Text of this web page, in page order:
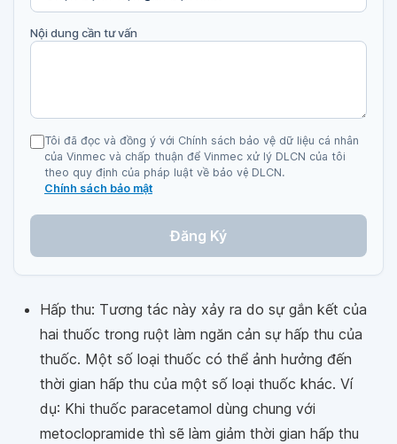
Nội dung cần tư vấn
Tôi đã đọc và đồng ý với Chính sách bảo vệ dữ liệu cá nhân
của Vinmec và chấp thuận để Vinmec xử lý DLCN của tôi
theo quy định của pháp luật về bảo vệ DLCN.
Chính sách bảo mật
Đăng Ký
Hấp thu: Tương tác này xảy ra do sự gắn kết của
hai thuốc trong ruột làm ngăn cản sự hấp thu của
thuốc. Một số loại thuốc có thể ảnh hưởng đến
thời gian hấp thu của một số loại thuốc khác. Ví
dụ: Khi thuốc paracetamol dùng chung với
metoclopramide thì sẽ làm giảm thời gian hấp thu